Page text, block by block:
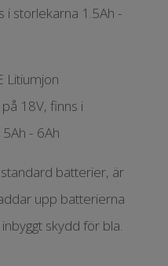
i storlekarna 1.5Ah -
Litiumjon
18V, finns i
- 6Ah
batterier, är
upp batterierna
skydd för bla.